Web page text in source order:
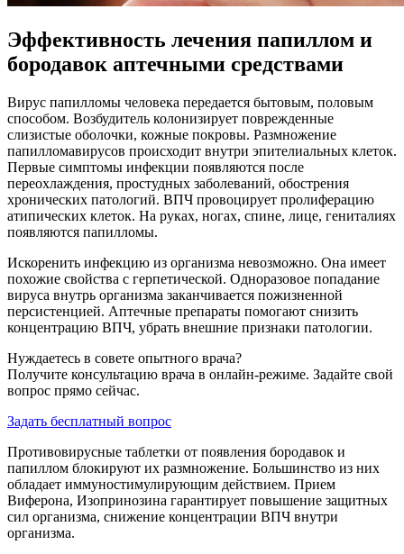
Эффективность лечения папиллом и
бородавок аптечными средствами
Вирус папилломы человека передается бытовым, половым
способом. Возбудитель колонизирует поврежденные
слизистые оболочки, кожные покровы. Размножение
папилломавирусов происходит внутри эпителиальных клеток.
Первые симптомы инфекции появляются после
переохлаждения, простудных заболеваний, обострения
хронических патологий. ВПЧ провоцирует пролиферацию
атипических клеток. На руках, ногах, спине, лице, гениталиях
появляются папилломы.
Искоренить инфекцию из организма невозможно. Она имеет
похожие свойства с герпетической. Одноразовое попадание
вируса внутрь организма заканчивается пожизненной
персистенцией. Аптечные препараты помогают снизить
концентрацию ВПЧ, убрать внешние признаки патологии.
Нуждаетесь в совете опытного врача?
Получите консультацию врача в онлайн-режиме. Задайте свой
вопрос прямо сейчас.
Задать бесплатный вопрос
Противовирусные таблетки от появления бородавок и
папиллом блокируют их размножение. Большинство из них
обладает иммуностимулирующим действием. Прием
Виферона, Изопринозина гарантирует повышение защитных
сил организма, снижение концентрации ВПЧ внутри
организма.